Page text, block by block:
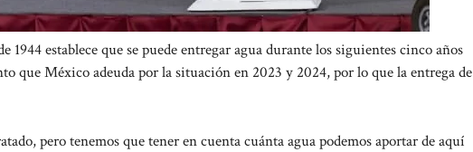
1944 establece que se puede entregar agua durante los siguientes cinco años
que México adeuda por la situación en 2023 y 2024, por lo que la entrega de
pero tenemos que tener en cuenta cuánta agua podemos aportar de aquí